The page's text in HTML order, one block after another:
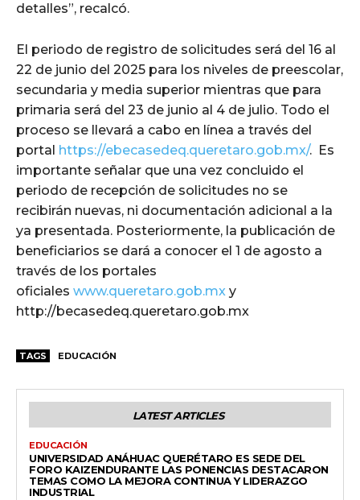
detalles”, recalcó.
El periodo de registro de solicitudes será del 16 al
22 de junio del 2025 para los niveles de preescolar,
secundaria y media superior mientras que para
primaria será del 23 de junio al 4 de julio. Todo el
proceso se llevará a cabo en línea a través del
portal https://ebecasedeq.queretaro.gob.mx/. Es
importante señalar que una vez concluido el
periodo de recepción de solicitudes no se
recibirán nuevas, ni documentación adicional a la
ya presentada. Posteriormente, la publicación de
beneficiarios se dará a conocer el 1 de agosto a
través de los portales
oficiales www.queretaro.gob.mx y
http://becasedeq.queretaro.gob.mx
TAGS EDUCACIÓN
LATEST ARTICLES
EDUCACIÓN
UNIVERSIDAD ANÁHUAC QUERÉTARO ES SEDE DEL
FORO KAIZENDURANTE LAS PONENCIAS DESTACARON
TEMAS COMO LA MEJORA CONTINUA Y LIDERAZGO
INDUSTRIAL